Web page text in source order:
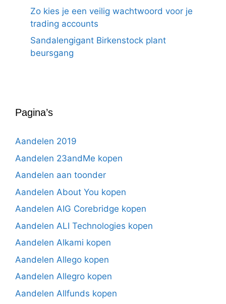
Zo kies je een veilig wachtwoord voor je
trading accounts
Sandalengigant Birkenstock plant
beursgang
Pagina’s
Aandelen 2019
Aandelen 23andMe kopen
Aandelen aan toonder
Aandelen About You kopen
Aandelen AIG Corebridge kopen
Aandelen ALI Technologies kopen
Aandelen Alkami kopen
Aandelen Allego kopen
Aandelen Allegro kopen
Aandelen Allfunds kopen